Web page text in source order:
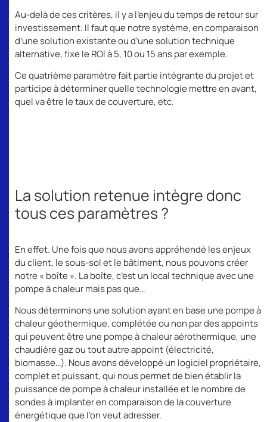
Au-delà de ces critères, il y a l’enjeu du temps de retour sur
investissement. Il faut que notre système, en comparaison
d’une solution existante ou d’une solution technique
alternative, fixe le ROI à 5, 10 ou 15 ans par exemple.
Ce quatrième paramètre fait partie intégrante du projet et
participe à déterminer quelle technologie mettre en avant,
quel va être le taux de couverture, etc.
La solution retenue intègre donc
tous ces paramètres ?
En effet. Une fois que nous avons appréhendé les enjeux
du client, le sous-sol et le bâtiment, nous pouvons créer
notre « boîte ». La boîte, c’est un local technique avec une
pompe à chaleur mais pas que…
Nous déterminons une solution ayant en base une pompe à
chaleur géothermique, complétée ou non par des appoints
qui peuvent être une pompe à chaleur aérothermique, une
chaudière gaz ou tout autre appoint (électricité,
biomasse…). Nous avons développé un logiciel propriétaire,
complet et puissant, qui nous permet de bien établir la
puissance de pompe à chaleur installée et le nombre de
sondes à implanter en comparaison de la couverture
énergétique que l’on veut adresser.